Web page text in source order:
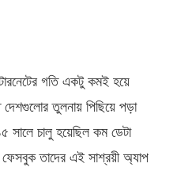
গতি একটু কমই হয়ে
তুলনায় পিছিয়ে পড়া
চালু হয়েছিল কম ডেটা
তাদের এই সাশ্রয়ী অ্যাপ